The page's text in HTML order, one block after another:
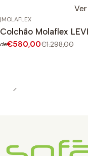
|MOLAFLEX
Colchão Molaflex
de€580,00€1.298,00